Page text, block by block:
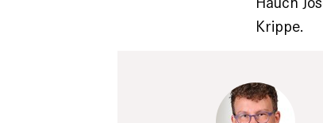
Krippe.